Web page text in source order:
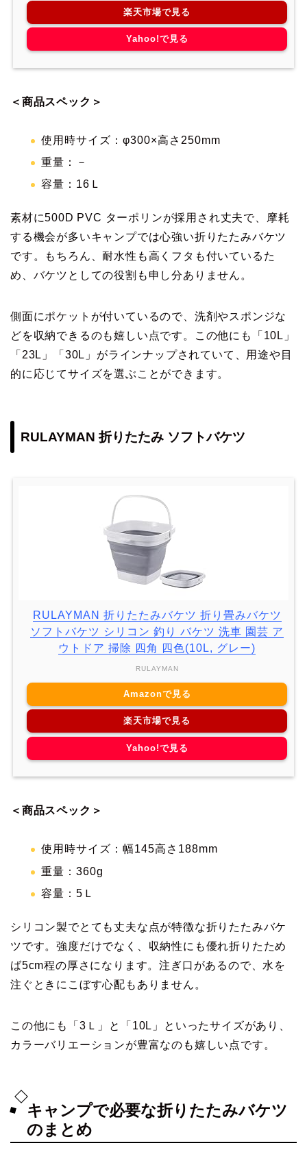
楽天市場で見る
Yahoo!で見る
＜商品スペック＞
使用時サイズ：φ300×高さ250mm
重量：－
容量：16Ｌ
素材に500D PVC ターポリンが採用され丈夫で、摩耗
する機会が多いキャンプでは心強い折りたたみバケツ
です。もちろん、耐水性も高くフタも付いているた
め、バケツとしての役割も申し分ありません。
側面にポケットが付いているので、洗剤やスポンジな
どを収納できるのも嬉しい点です。この他にも「10L」
「23L」「30L」がラインナップされていて、用途や目
的に応じてサイズを選ぶことができます。
RULAYMAN 折りたたみ ソフトバケツ
RULAYMAN 折りたたみバケツ 折り畳みバケツ
ソフトバケツ シリコン 釣り バケツ 洗車 園芸 ア
ウトドア 掃除 四角 四色(10L, グレー)
RULAYMAN
Amazonで見る
楽天市場で見る
Yahoo!で見る
＜商品スペック＞
使用時サイズ：幅145高さ188mm
重量：360g
容量：5Ｌ
シリコン製でとても丈夫な点が特徴な折りたたみバケ
ツです。強度だけでなく、収納性にも優れ折りたため
ば5cm程の厚さになります。注ぎ口があるので、水を
注ぐときにこぼす心配もありません。
この他にも「3Ｌ」と「10L」といったサイズがあり、
カラーバリエーションが豊富なのも嬉しい点です。
キャンプで必要な折りたたみバケツ
のまとめ